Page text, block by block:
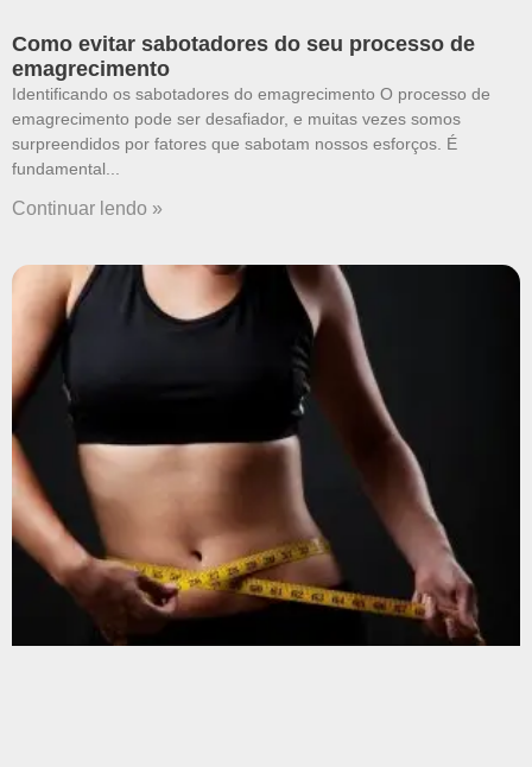
Como evitar sabotadores do seu processo de
emagrecimento
Identificando os sabotadores do emagrecimento O processo de
emagrecimento pode ser desafiador, e muitas vezes somos
surpreendidos por fatores que sabotam nossos esforços. É
fundamental
Continuar lendo »